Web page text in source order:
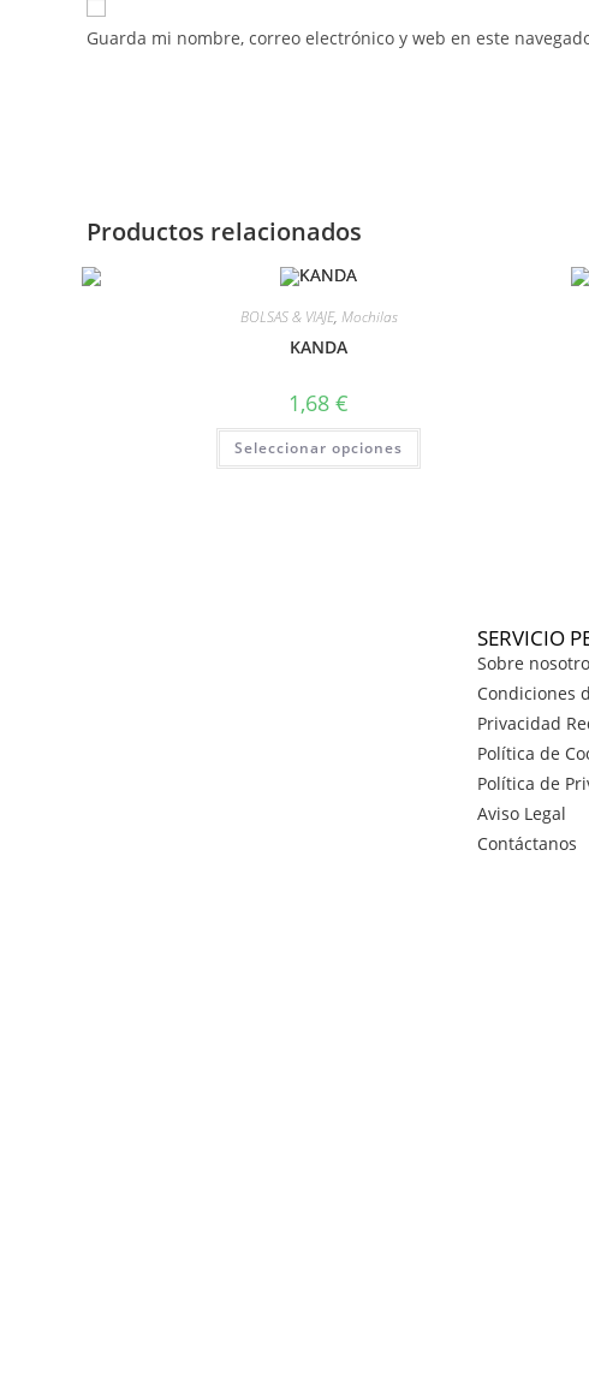
Guarda mi nombre, correo electrónico y web en este
Productos relacionados
BOLSAS & VIAJE, Mochilas
KANDA
1,68€
Seleccionar opciones
SERVICIO
Sobre
Condiciones
Privacidad
Política de
Política de
Aviso Legal
Contáctanos